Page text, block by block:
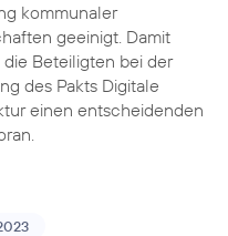
kommunaler
geeinigt. Damit
Beteiligten bei der
des Pakts Digitale
einen entscheidenden